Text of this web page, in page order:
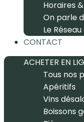
Horaires
On parle
Le
CONTACT
ACHETER EN
Tous nos
Apéritifs
Vins
Boissons